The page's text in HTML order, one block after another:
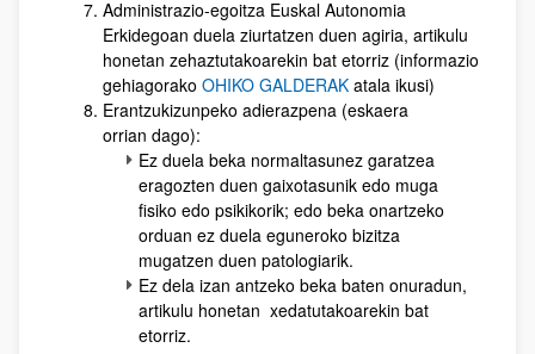
Administrazio-egoitza Euskal Autonomia
Erkidegoan duela ziurtatzen duen agiria, artikulu
honetan zehaztutakoarekin bat etorriz (informazio
gehiagorako OHIKO GALDERAK atala ikusi)
Erantzukizunpeko adierazpena (eskaera
orrian dago):
Ez duela beka normaltasunez garatzea
eragozten duen gaixotasunik edo muga
fisiko edo psikikorik; edo beka onartzeko
orduan ez duela eguneroko bizitza
mugatzen duen patologiarik.
Ez dela izan antzeko beka baten onuradun,
artikulu honetan xedatutakoarekin bat
etorriz.